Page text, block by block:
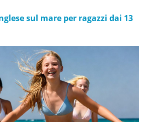
sul mare per ragazzi dai 13